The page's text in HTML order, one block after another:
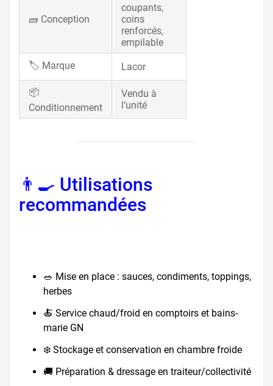
🧱 Conception
coupants,
coins
renforcés,
empilable
🏷️ Marque
Lacor
📦
Conditionnement
Vendu à
l’unité
👨‍🍳 Utilisations
recommandées
🥗 Mise en place : sauces, condiments, toppings,
herbes
🍝 Service chaud/froid en comptoirs et bains-
marie GN
❄️ Stockage et conservation en chambre froide
🚚 Préparation & dressage en traiteur/collectivité